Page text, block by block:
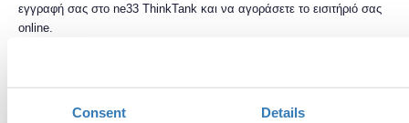
Consent Details
εγγραφή σας στο ne33 ThinkTank και να αγοράσετε το εισιτήριό σας
online.
.